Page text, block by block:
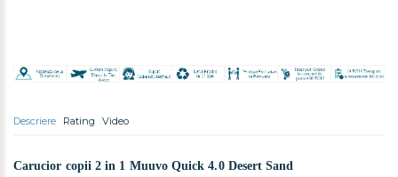
Descriere Rating Video
Carucior copii 2 in 1 Muuvo Quick 4.0 Desert Sand